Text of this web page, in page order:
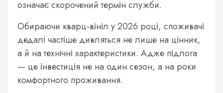
означає скорочений термін служби.
Обираючи кварц-вініл у 2026 році, споживачі
дедалі частіше дивляться не лише на цінник,
а й на технічні характеристики. Адже підлога
— це інвестиція не на один сезон, а на роки
комфортного проживання.